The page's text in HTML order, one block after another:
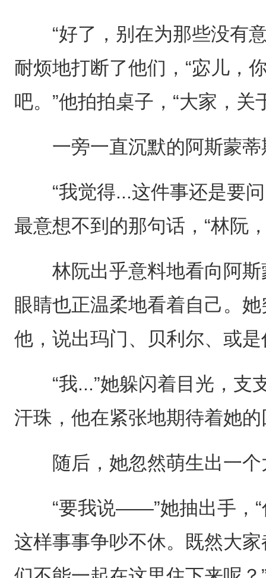
“好了，别在为那些没有意
耐烦地打断了他们，“宓儿，
吧。”他拍拍桌子，“大家，
一旁一直沉默的阿斯蒙蒂
“我觉得...这件事还是要问
最意想不到的那句话，“林阮
林阮出乎意料地看向阿斯
眼睛也正温柔地看着自己。
他，说出玛门、贝利尔、或
“我...”她躲闪着目光，支
汗珠，他在紧张地期待着她
随后，她忽然萌生出一个
“要我说——”她抽出手，“
这样事事争吵不休。既然大